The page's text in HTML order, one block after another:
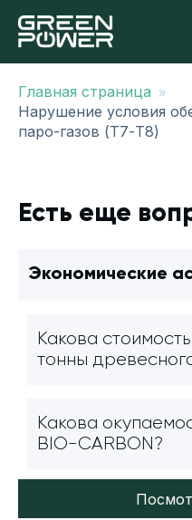
Главная страница »
Нарушение условия
паро-газов (Т7-Т8)
Есть еще
Экономические
Какова
тонны
Какова
BIO-CARBON?